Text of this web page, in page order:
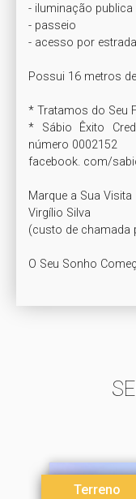
- iluminação publica
- passeio
- acesso por
Possui 16 metros
* Tratamos do Seu
* Sábio Êxito
número 0002152
facebook. com/
Marque a Sua Visita
Virgílio Silva
(custo de chamada
O Seu Sonho
Terreno